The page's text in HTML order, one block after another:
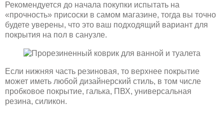
Рекомендуется до начала покупки испытать на
«прочность» присоски в самом магазине, тогда вы точно
будете уверены, что это ваш подходящий вариант для
покрытия на пол в санузле.
Если нижняя часть резиновая, то верхнее покрытие
может иметь любой дизайнерский стиль, в том числе
пробковое покрытие, галька, ПВХ, универсальная
резина, силикон.